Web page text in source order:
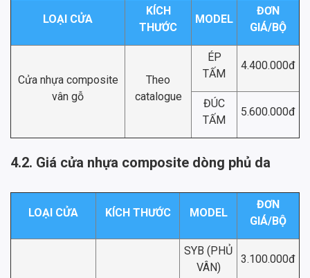
LOẠI CỬA
KÍCH
THƯỚC
MODEL
ĐƠN
GIÁ/BỘ
Cửa nhựa composite
vân gỗ
Theo
catalogue
ÉP
TẤM
4.400.000đ
ĐÚC
TẤM
5.600.000đ
4.2. Giá cửa nhựa composite dòng phủ da
LOẠI CỬA KÍCH THƯỚC MODEL
ĐƠN
GIÁ/BỘ
SYB (PHỦ
VÂN)
3.100.000đ